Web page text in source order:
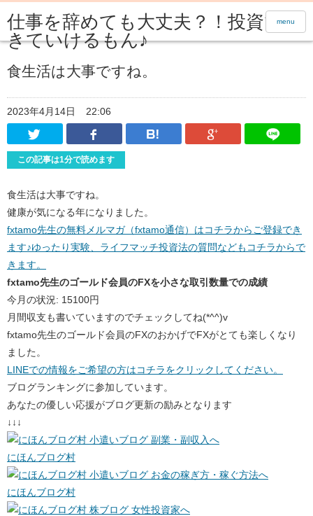
仕事を辞めても大丈夫？！投資で生
きていけるもん♪
menu
食生活は大事ですね。
2023年4月14日
22:06
Twitter
Facebook はてなブックマーク
Google
この記事は1分で読めます
食生活は大事ですね。
健康が気になる年になりました。
fxtamo先生の無料メルマガ（fxtamo通信）はコチラからご登録でき
ます♪ゆったり実験、ライフマッチ投資法の質問などもコチラからで
きます。
fxtamo先生のゴールド会員のFXを小さな取引数量での成績
今月の状況: 15100円
月間収支も書いていますのでチェックしてね(*^^)v
fxtamo先生のゴールド会員のFXのおかげでFXがとても楽しくなり
ました。
LINEでの情報をご希望の方はコチラをクリックしてください。
ブログランキングに参加しています。
あなたの優しい応援がブログ更新の励みとなります
↓↓↓
にほんブログ村
にほんブログ村